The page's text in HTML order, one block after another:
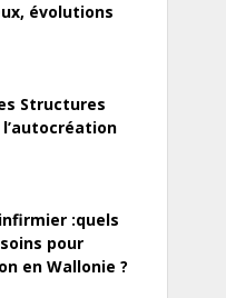
évolutions
Structures
:quels
pour
en Wallonie ?